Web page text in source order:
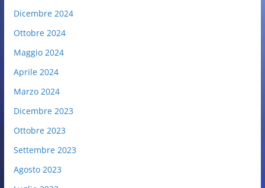
Dicembre 2024
Ottobre 2024
Maggio 2024
Aprile 2024
Marzo 2024
Dicembre 2023
Ottobre 2023
Settembre 2023
Agosto 2023